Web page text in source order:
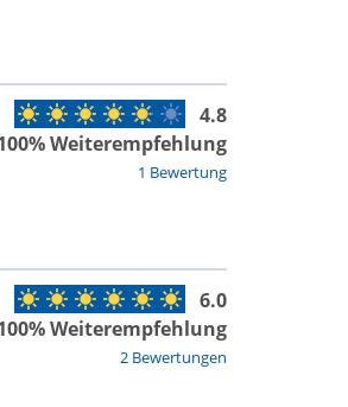
1 Bewertung
4.8
Weiterempfehlung
2 Bewertungen
6.0
Weiterempfehlung